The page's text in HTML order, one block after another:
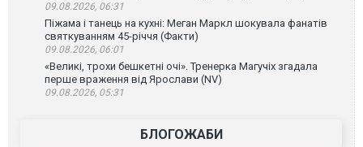
09.08.2026, 06:31
Піжама і танець на кухні: Меган Маркл шокувала фанатів
святкуванням 45-річчя (Факти)
09.08.2026, 06:01
«Великі, трохи бешкетні очі». Тренерка Магучіх згадала
перше враження від Ярослави (NV)
09.08.2026, 05:31
БЛОГОЖАБИ